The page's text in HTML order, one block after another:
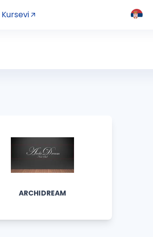
Kursevi
ARCHIDREAM